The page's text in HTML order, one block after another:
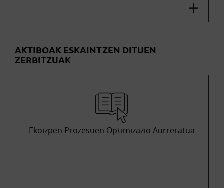
AKTIBOAK ESKAINTZEN DITUEN
ZERBITZUAK
Ekoizpen Prozesuen Optimizazio Aurreratua